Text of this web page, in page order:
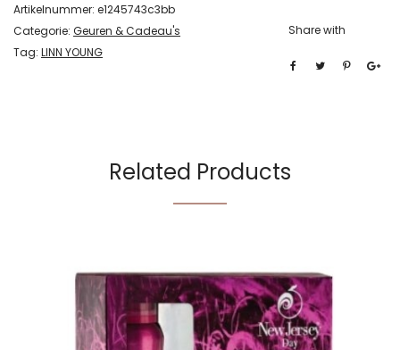
Artikelnummer: e1245743c3bb
Categorie: Geuren & Cadeau's
Tag: LINN YOUNG
Share with
Related Products